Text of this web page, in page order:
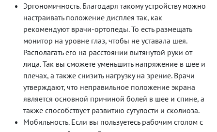
Эргономичность. Благодаря такому устройству можно
настраивать положение дисплея так, как
рекомендуют врачи-ортопеды. То есть размещать
монитор на уровне глаз, чтобы не уставала шея.
Располагать его на расстоянии вытянутой руки от
лица. Так вы сможете уменьшить напряжение в шее и
плечах, а также снизить нагрузку на зрение. Врачи
утверждают, что неправильное положение экрана
является основной причиной болей в шее и спине, а
также способствует развитию сутулости и сколиоза.
Мобильность. Если вы пользуетесь рабочим столом с